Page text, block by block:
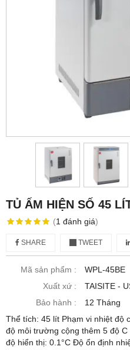
TỦ ẤM HIỆN SỐ 45
(1 đánh giá)
SHARE TWEET
Mã sản phẩm :
WPL-45BE
Xuất xứ :
TAISITE -
Bảo hành :
12 Tháng
Thể tích: 45 lít Phạm vi nhiệt độ
độ môi trường cộng thêm 5 độ
độ hiển thị: 0.1°C Độ ổn định